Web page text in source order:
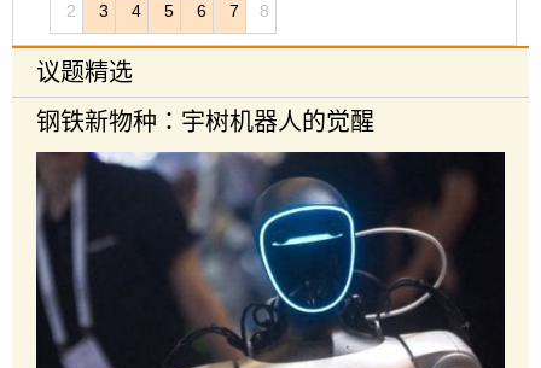
2 3 4 5 6 7 8
议题精选
钢铁新物种：宇树机器人的觉醒